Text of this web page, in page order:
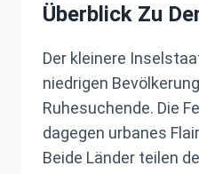
Überblick Zu
Der kleinere
niedrigen
Ruhesuchende. Die
dagegen urbanes
Beide Länder teilen